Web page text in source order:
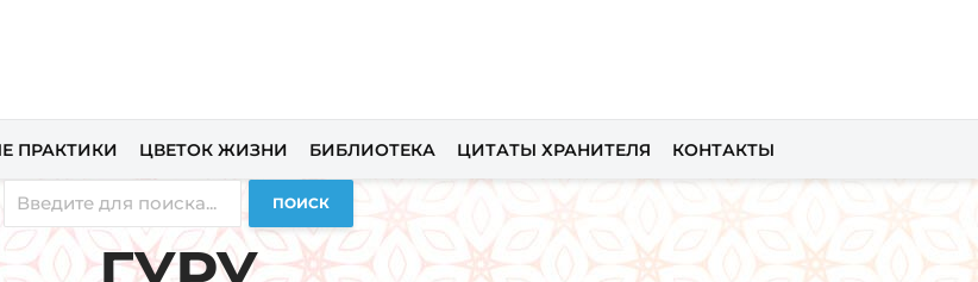
ПРАКТИКИ ЦВЕТОК ЖИЗНИ БИБЛИОТЕКА ЦИТАТЫ ХРАНИТЕЛЯ КОНТАКТЫ
ПОИСК